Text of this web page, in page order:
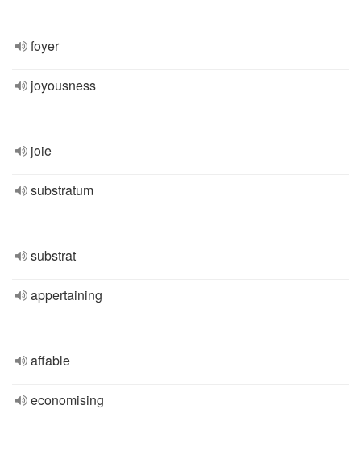
foyer
joyousness
joie
substratum
substrat
appertaining
affable
economising